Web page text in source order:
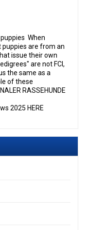
When
puppies are from an
issue their own
are not FCI,
the same as a
of these
RASSEHUNDE
2025 HERE